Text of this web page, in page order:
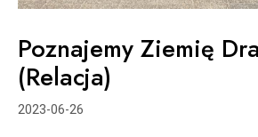
Poznajemy Ziemię
(Relacja)
2023-06-26